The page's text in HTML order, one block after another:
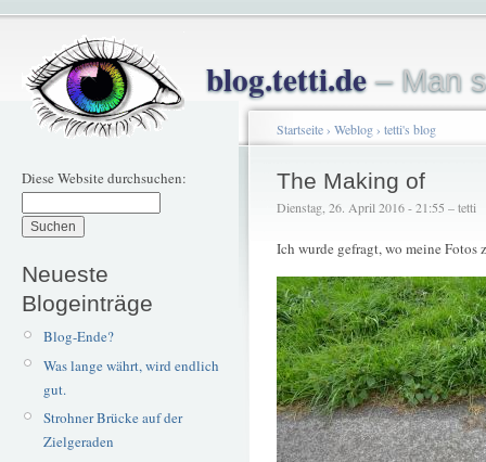
blog.tetti.de– Man
Diese Website durchsuchen:
Neueste
Blogeinträge
Blog-Ende?
Was lange währt, wird endlich
gut.
Strohner Brücke auf der
Zielgeraden
Startseite› Weblog› tetti's blog
The Making of
Dienstag, 26. April 2016 - 21:55 – tetti
Ich wurde gefragt, wo meine Fotos